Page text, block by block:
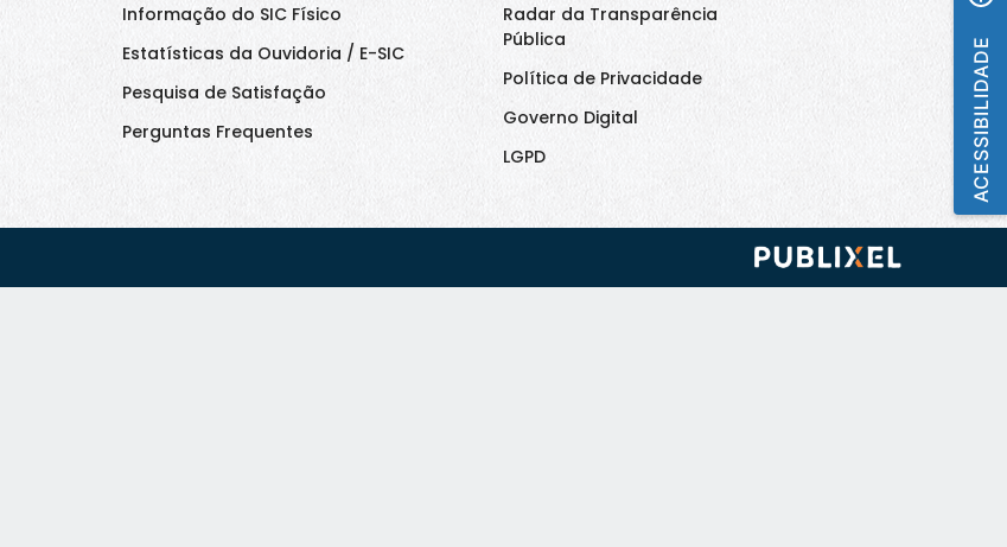
Informação do SIC Físico
Estatísticas da Ouvidoria / E-SIC
Pesquisa de Satisfação
Perguntas Frequentes
Radar da Transparência
Pública
Política de Privacidade
Governo Digital
LGPD
ACESSIBILIDADE